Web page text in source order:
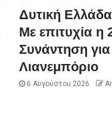
Δυτική
Με επιτυχία η
Συνάντηση για
Λιανεμπόριο
6 Αυγούστου 2026